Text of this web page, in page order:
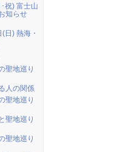
祝) 富士山
知らせ
日) 熱海・
聖地巡り
人の関係
聖地巡り
聖地巡り
聖地巡り